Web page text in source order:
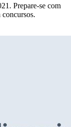
Prepare-se com
concursos.